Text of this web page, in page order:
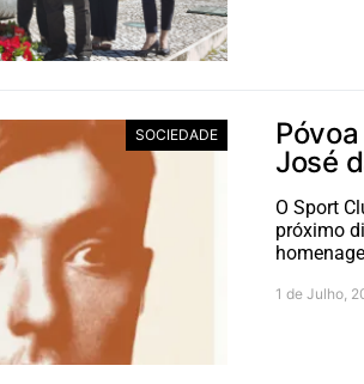
SOCIEDADE
José
O Sport
próximo
1 de Julho,